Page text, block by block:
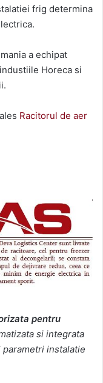
frig determina
a echipat
Horeca si
Racitorul de aer
pentru
si integrata
instalatie